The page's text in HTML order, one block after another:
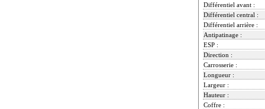
Différentiel avant :
Différentiel central :
Différentiel arrière :
Antipatinage :
ESP :
Direction :
Carrosserie :
Longueur :
Largeur :
Hauteur :
Coffre :